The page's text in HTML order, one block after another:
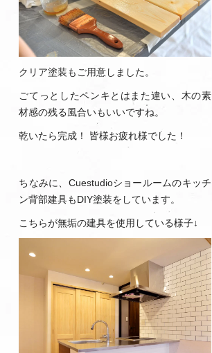
クリア塗装もご用意しました。
ごてっとしたペンキとはまた違い、木の素
材感の残る風合いもいいですね。
乾いたら完成！ 皆様お疲れ様でした！
ちなみに、Cuestudioショールームのキッチ
ン背部建具もDIY塗装をしています。
こちらが無垢の建具を使用している様子↓